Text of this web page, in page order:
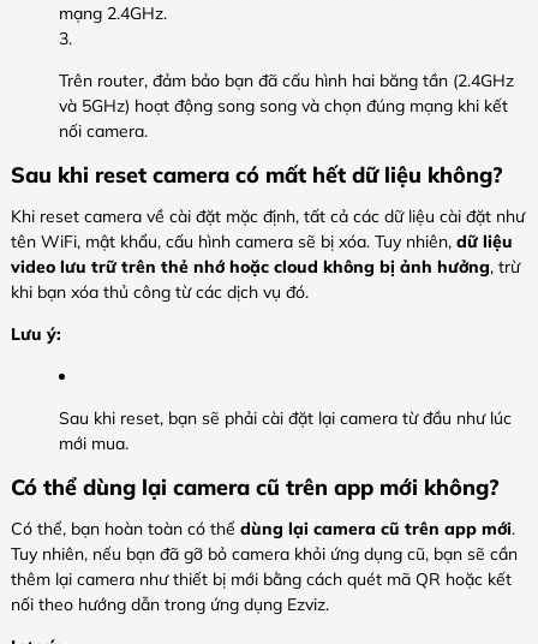
mạng 2.4GHz.
Trên router, đảm bảo bạn đã cấu hình hai băng tần (2.4GHz
và 5GHz) hoạt động song song và chọn đúng mạng khi kết
nối camera.
Sau khi reset camera có mất hết dữ liệu không?
Khi reset camera về cài đặt mặc định, tất cả các dữ liệu cài đặt như
tên WiFi, mật khẩu, cấu hình camera sẽ bị xóa. Tuy nhiên, dữ liệu
video lưu trữ trên thẻ nhớ hoặc cloud không bị ảnh hưởng, trừ
khi bạn xóa thủ công từ các dịch vụ đó.
Lưu ý:
Sau khi reset, bạn sẽ phải cài đặt lại camera từ đầu như lúc
mới mua.
Có thể dùng lại camera cũ trên app mới không?
Có thể, bạn hoàn toàn có thể dùng lại camera cũ trên app mới.
Tuy nhiên, nếu bạn đã gỡ bỏ camera khỏi ứng dụng cũ, bạn sẽ cần
thêm lại camera như thiết bị mới bằng cách quét mã QR hoặc kết
nối theo hướng dẫn trong ứng dụng Ezviz.